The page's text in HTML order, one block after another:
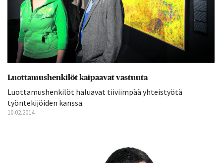
Luottamushenkilöt kaipaavat vastuuta
Luottamushenkilöt haluavat tiiviimpää yhteistyötä
työntekijöiden kanssa.
10.02.2014